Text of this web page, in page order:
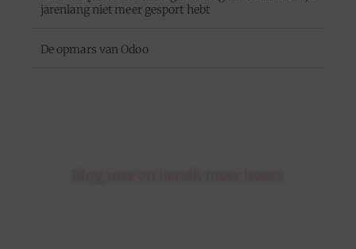
jarenlang niet meer gesport hebt
De opmars van Odoo